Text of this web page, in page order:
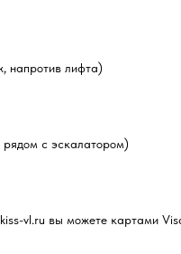
напротив лифта)
рядом с эскалатором)
vl.ru вы можете картами